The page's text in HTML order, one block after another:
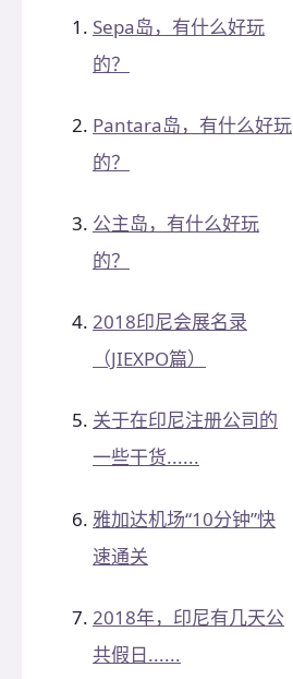
Sepa岛，有什么好玩
的？
Pantara岛，有什么好玩
的？
公主岛，有什么好玩
的？
2018印尼会展名录
（JIEXPO篇）
关于在印尼注册公司的
一些干货......
雅加达机场“10分钟”快
速通关
2018年，印尼有几天公
共假日......